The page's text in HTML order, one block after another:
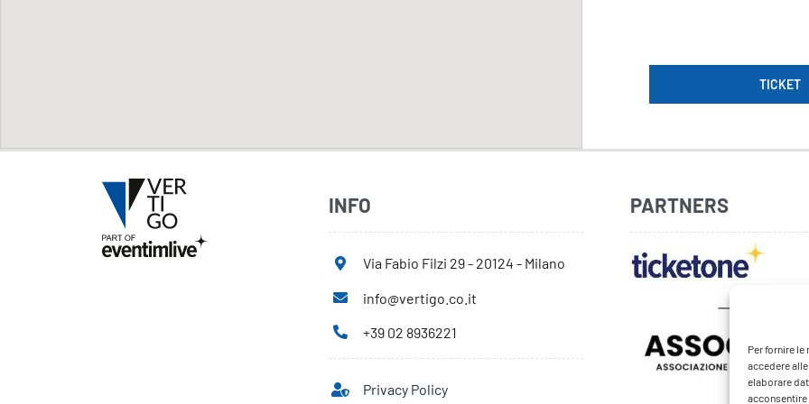
Per fornire
accedere
elaborare
acconsentire
TICKET
INFO
Via Fabio Filzi 29 - 20124 - Milano
info@vertigo.co.it
+39 02 8936221
Privacy Policy
PARTNERS